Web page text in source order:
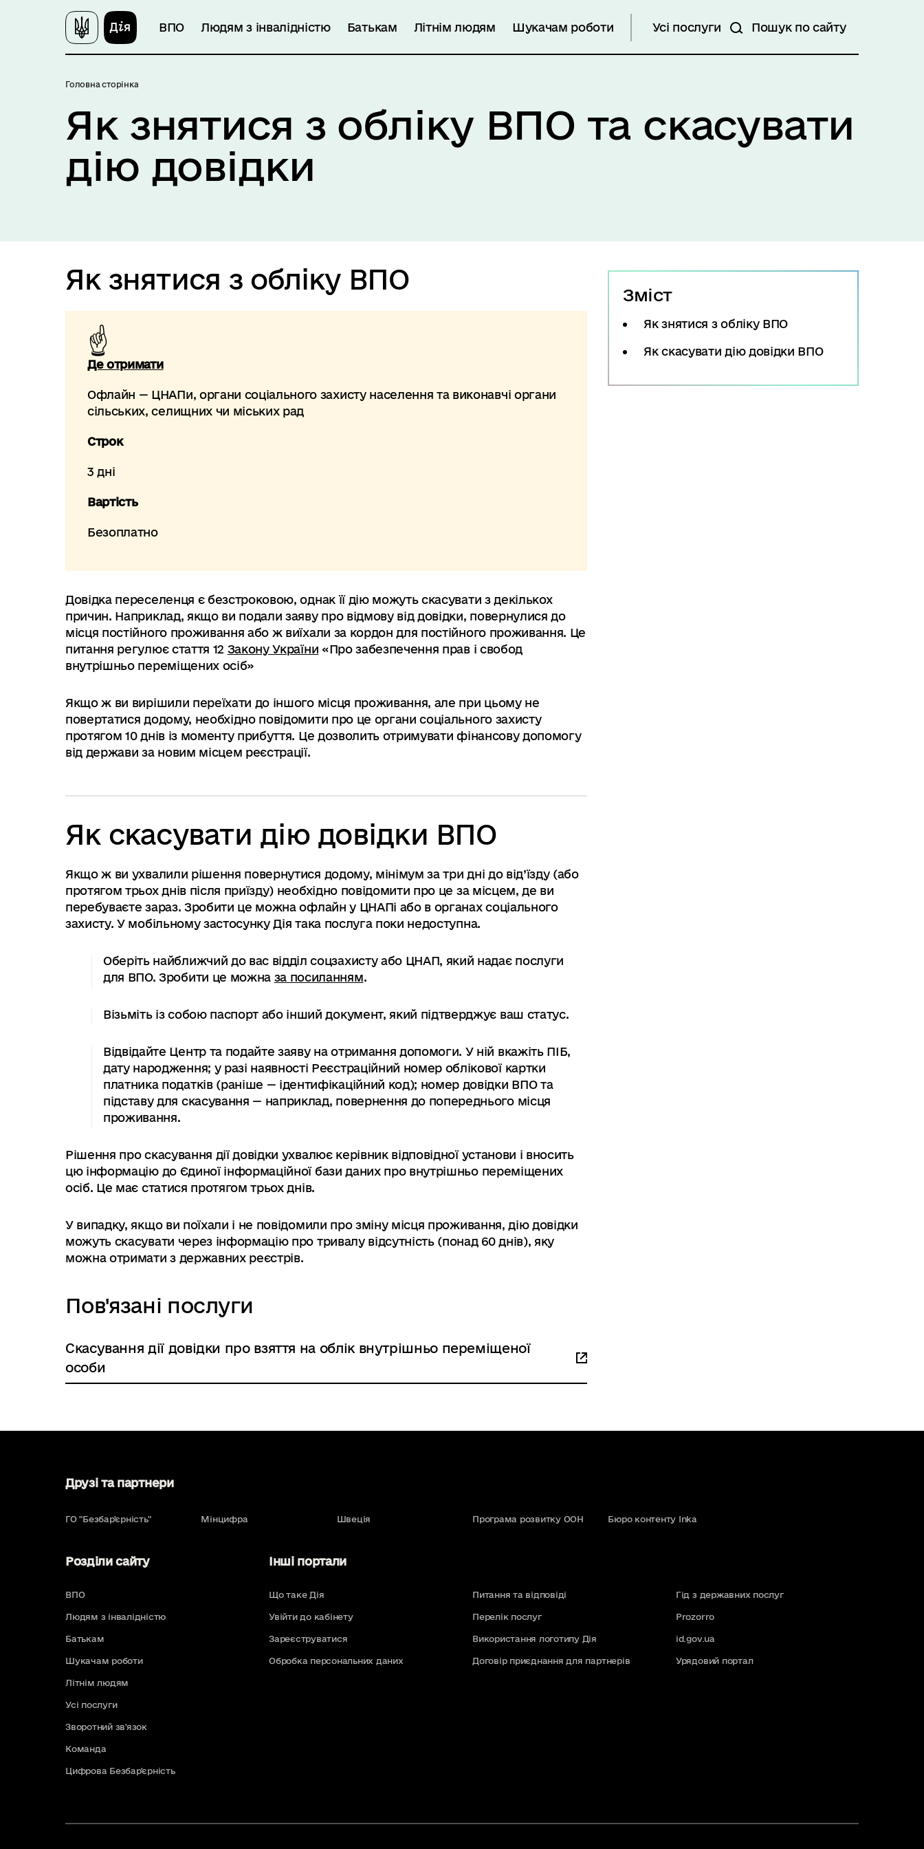
ВПО Людям з інвалідністю Батькам Літнім людям Шукачам роботи Усі послуги Пошук по сайту
Головна сторінка
Як знятися з обліку ВПО та скасувати
дію довідки
Зміст
Як знятися з обліку ВПО
Як скасувати дію довідки ВПО
Як знятися з обліку ВПО
Де отримати
Офлайн — ЦНАПи, органи соціального захисту населення та виконавчі органи
сільських, селищних чи міських рад
Строк
3 дні
Вартість
Безоплатно
Довідка переселенця є безстроковою, однак її дію можуть скасувати з декількох
причин. Наприклад, якщо ви подали заяву про відмову від довідки, повернулися до
місця постійного проживання або ж виїхали за кордон для постійного проживання. Це
питання регулює стаття 12 Закону України «Про забезпечення прав і свобод
внутрішньо переміщених осіб»
Якщо ж ви вирішили переїхати до іншого місця проживання, але при цьому не
повертатися додому, необхідно повідомити про це органи соціального захисту
протягом 10 днів із моменту прибуття. Це дозволить отримувати фінансову допомогу
від держави за новим місцем реєстрації.
Як скасувати дію довідки ВПО
Якщо ж ви ухвалили рішення повернутися додому, мінімум за три дні до від’їзду (або
протягом трьох днів після приїзду) необхідно повідомити про це за місцем, де ви
перебуваєте зараз. Зробити це можна офлайн у ЦНАПі або в органах соціального
захисту. У мобільному застосунку Дія така послуга поки недоступна.
Оберіть найближчий до вас відділ соцзахисту або ЦНАП, який надає послуги
для ВПО. Зробити це можна за посиланням.
Візьміть із собою паспорт або інший документ, який підтверджує ваш статус.
Відвідайте Центр та подайте заяву на отримання допомоги. У ній вкажіть ПІБ,
дату народження; у разі наявності Реєстраційний номер облікової картки
платника податків (раніше — ідентифікаційний код); номер довідки ВПО та
підставу для скасування — наприклад, повернення до попереднього місця
проживання.
Рішення про скасування дії довідки ухвалює керівник відповідної установи і вносить
цю інформацію до Єдиної інформаційної бази даних про внутрішньо переміщених
осіб. Це має статися протягом трьох днів.
У випадку, якщо ви поїхали і не повідомили про зміну місця проживання, дію довідки
можуть скасувати через інформацію про тривалу відсутність (понад 60 днів), яку
можна отримати з державних реєстрів.
Пов'язані послуги
Скасування дії довідки про взяття на облік внутрішньо переміщеної
особи
Друзі та партнери
ГО "Безбар'єрність" Мінцифра Швеція Програма розвитку ООН Бюро контенту Inka
Розділи сайту
ВПО
Людям з інвалідністю
Батькам
Шукачам роботи
Літнім людям
Усі послуги
Зворотний зв'язок
Команда
Цифрова Безбар'єрність
Інші портали
Що таке Дія
Увійти до кабінету
Зареєструватися
Обробка персональних даних
Питання та відповіді
Перелік послуг
Використання логотипу Дія
Договір приєднання для партнерів
Гід з державних послуг
Prozorro
id.gov.ua
Урядовий портал